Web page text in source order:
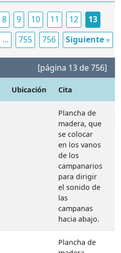
8 9 10 11 12
13
... 755 756 Siguiente»
[página 13 de 756]
Ubicación Cita
Plancha de
madera, que
se colocar
en los vanos
de los
campanarios
para dirigir
el sonido de
las
campanas
hacia abajo.
Plancha de